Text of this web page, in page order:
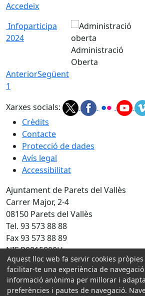
Accedeix
Infoparticipa
2024
Administració
Oberta
AnteriorSegüent
1
Xarxes socials:
Crèdits
Contacte
Protecció de dades
Avís legal
Accessibilitat
Ajuntament de Parets del Vallès
Carrer Major, 2-4
08150 Parets del Vallès
Tel. 93 573 88 88
Fax 93 573 88 89
NIF P0815800H
Amb la col·laboració de:
Aquest lloc web fa servir cookies
facilitar-te una experiència de
informació anònima per millorar i
preferències i pautes de navegació.